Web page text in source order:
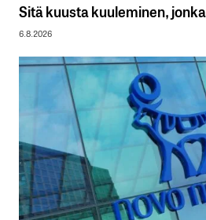
Sitä kuusta kuuleminen,
6.8.2026